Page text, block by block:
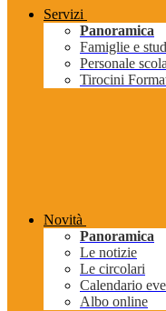
Servizi
Panoramica
Famiglie e
Personale
Tirocini
Novità
Panoramica
Le notizie
Le circolari
Calendario
Albo online